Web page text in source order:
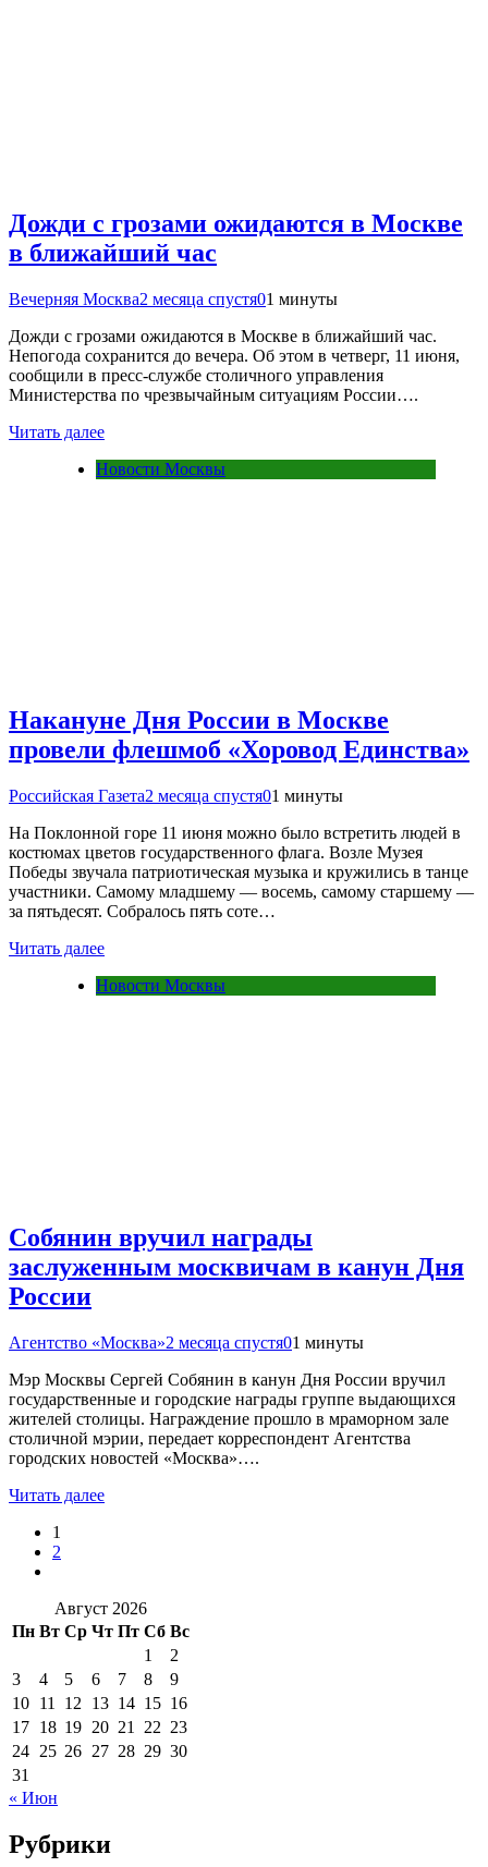
Дожди с грозами ожидаются в Москве
в ближайший час
Вечерняя Москва2 месяца спустя01 минуты
Дожди с грозами ожидаются в Москве в ближайший час.
Непогода сохранится до вечера. Об этом в четверг, 11 июня,
сообщили в пресс-службе столичного управления
Министерства по чрезвычайным ситуациям России….
Читать далее
Новости Москвы
Накануне Дня России в Москве
провели флешмоб «Хоровод Единства»
Российская Газета2 месяца спустя01 минуты
На Поклонной горе 11 июня можно было встретить людей в
костюмах цветов государственного флага. Возле Музея
Победы звучала патриотическая музыка и кружились в танце
участники. Самому младшему — восемь, самому старшему —
за пятьдесят. Собралось пять соте…
Читать далее
Новости Москвы
Собянин вручил награды
заслуженным москвичам в канун Дня
России
Агентство «Москва»2 месяца спустя01 минуты
Мэр Москвы Сергей Собянин в канун Дня России вручил
государственные и городские награды группе выдающихся
жителей столицы. Награждение прошло в мраморном зале
столичной мэрии, передает корреспондент Агентства
городских новостей «Москва»….
Читать далее
1
2
Август 2026
Пн Вт Ср Чт Пт Сб Вс
1
2
3
4 5 6 7 8
9
10 11 12 13 14 15 16
17 18 19 20 21 22 23
24 25 26 27 28 29 30
31
« Июн
Рубрики